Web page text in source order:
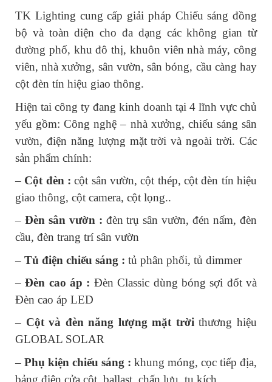
TK Lighting cung cấp giải pháp Chiếu sáng đồng
bộ và toàn diện cho đa dạng các không gian từ
đường phố, khu đô thị, khuôn viên nhà máy, công
viên, nhà xưởng, sân vườn, sân bóng, cầu càng hay
cột đèn tín hiệu giao thông.
Hiện tai công ty đang kinh doanh tại 4 lĩnh vực chủ
yếu gồm: Công nghệ – nhà xưởng, chiếu sáng sân
vườn, điện năng lượng mặt trời và ngoài trời. Các
sản phẩm chính:
– Cột đèn : cột sân vườn, cột thép, cột đèn tín hiệu
giao thông, cột camera, cột lọng..
– Đèn sân vườn : đèn trụ sân vườn, đén nấm, đèn
cầu, đèn trang trí sân vườn
– Tủ điện chiếu sáng : tủ phân phối, tủ dimmer
– Đèn cao áp : Đèn Classic dùng bóng sợi đốt và
Đèn cao áp LED
– Cột và đèn năng lượng mặt trời thương hiệu
GLOBAL SOLAR
– Phụ kiện chiếu sáng : khung móng, cọc tiếp địa,
bảng điện cửa cột, ballast, chấn lưu, tụ kích…